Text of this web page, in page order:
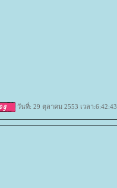
วันที่: 29 ตุลาคม 2553 เวลา